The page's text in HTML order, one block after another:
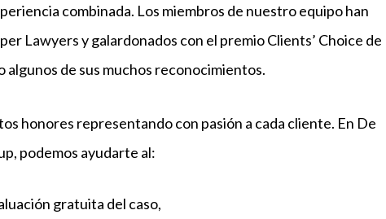
combinada. Los miembros de nuestro equipo han
Lawyers y galardonados con el premio Clients’ Choice de
algunos de sus muchos reconocimientos.
honores representando con pasión a cada cliente. En De
podemos ayudarte al:
gratuita del caso,